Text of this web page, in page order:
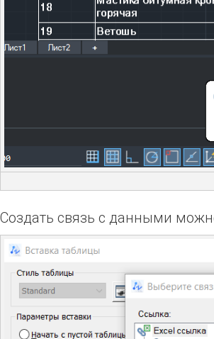
Создать связь с данными